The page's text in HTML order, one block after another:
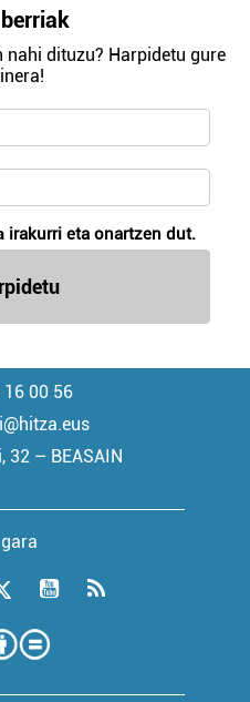
nahi dituzu? Harpidetu gure
irakurri eta onartzen dut.
16 00 56
32 – BEASAIN